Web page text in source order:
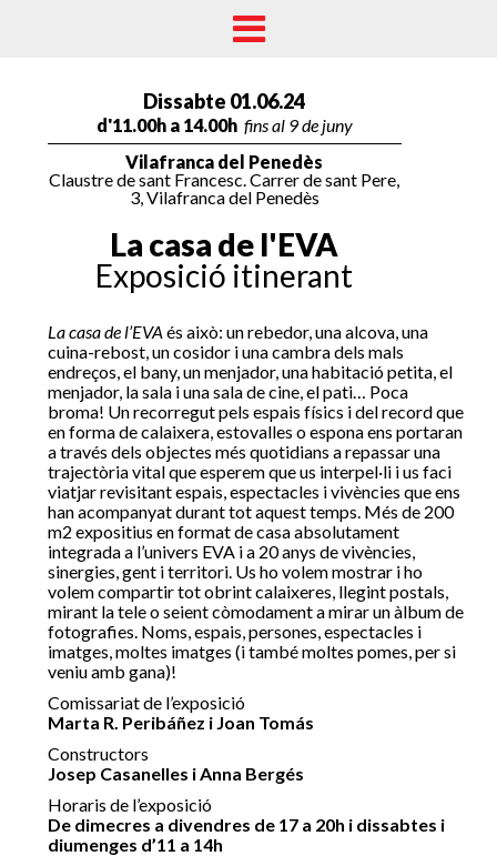
Dissabte 01.06.24
d'11.00h a 14.00h fins al 9 de juny
Vilafranca del Penedès
Claustre de sant Francesc. Carrer de sant Pere,
3, Vilafranca del Penedès
La casa de l'EVA
Exposició itinerant
La casa de l’EVA és això: un rebedor, una alcova, una
⁠cuina-rebost, un cosidor i una cambra dels mals
endreços, el bany, un menjador, una habitació petita, el
menjador, la sala i una sala de cine, el pati… Poca
broma! Un recorregut pels espais físics i del record que
en forma de calaixera, estovalles o espona ens portaran
a través dels objectes més quotidians a repassar una
trajectòria vital que esperem que us interpel·li i us faci
viatjar revisitant espais, espectacles i vivències que ens
han acompanyat durant tot aquest temps. Més de 200
m2 expositius en format de casa absolutament
integrada a l’univers EVA i a 20 anys de vivències,
sinergies, gent i territori. Us ho volem mostrar i ho
volem compartir tot obrint calaixeres, llegint postals,
mirant la tele o seient còmodament a mirar un àlbum de
fotografies. Noms, espais, persones, espectacles i
imatges, moltes imatges (i també moltes pomes, per si
veniu amb gana)!
Comissariat de l’exposició
Marta R. Peribáñez i Joan Tomás
Constructors
Josep Casanelles i Anna Bergés
Horaris de l’exposició
De dimecres a divendres de 17 a 20h i dissabtes i
diumenges d’11 a 14h